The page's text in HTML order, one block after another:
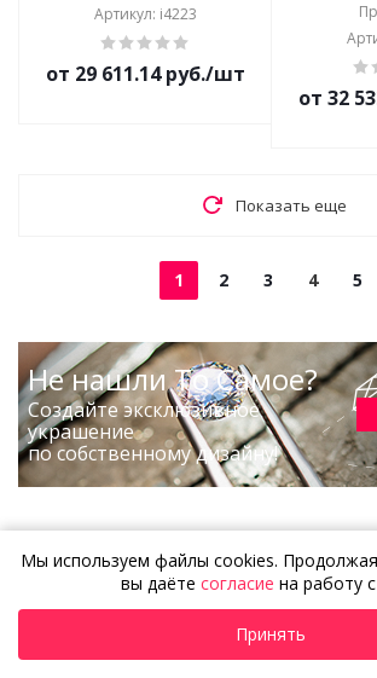
Артикул: i4223
от 29 611.14 руб./шт
от 32
Показать еще
1 2 3 4 5
Не нашли То Самое?
Создайте эксклюзивное
украшение
по собственному дизайну!
Ранее вы смотрели
Мы используем файлы cookies.
вы даёте согласие на работу
Принять